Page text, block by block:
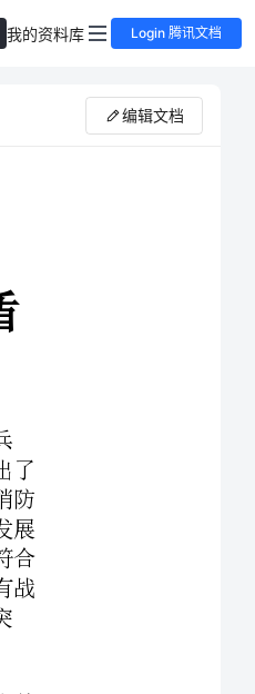
我的资料库 Login 腾讯文档
编辑文档